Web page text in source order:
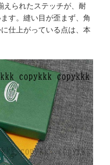
えられたステッチが、耐
す。縫い目が歪まず、角
仕上がっている点は、本